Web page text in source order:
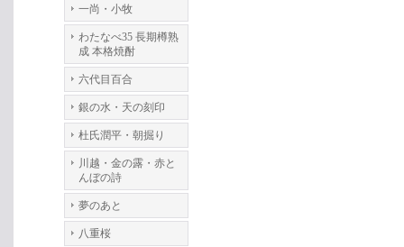
一尚・小牧
わたなべ35 長期樽熟
成 本格焼酎
六代目百合
銀の水・天の刻印
杜氏潤平・朝掘り
川越・金の露・赤と
んぼの詩
夢のあと
八重桜